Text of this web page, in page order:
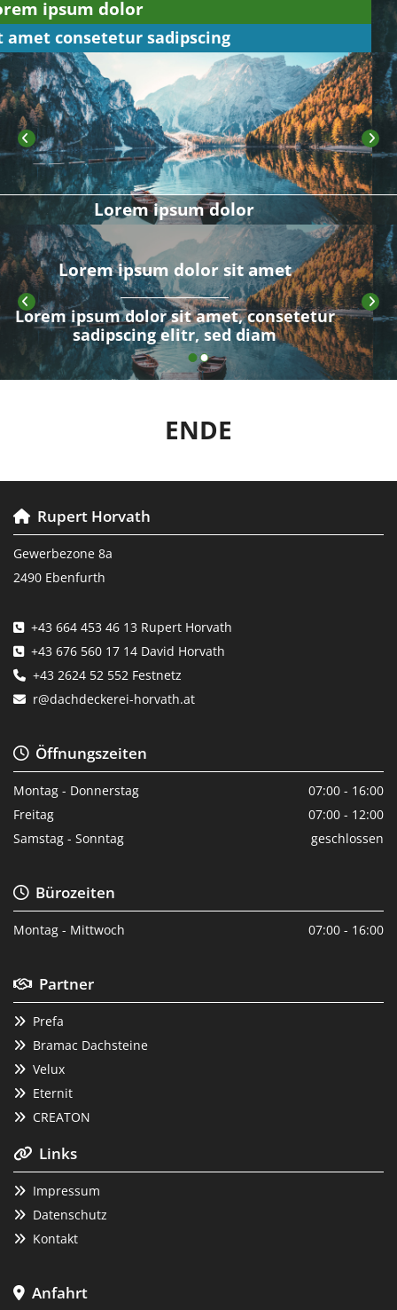
Lorem ipsum dolor
ENDE
 Rupert Horvath
Gewerbezone 8a
2490 Ebenfurth
 +43 664 453 46 13 Rupert Horvath
 +43 676 560 17 14 David Horvath
 +43 2624 52 552 Festnetz
 r@dachdeckerei-horvath.at
Öffnungszeiten
Montag - Donnerstag
07:00 - 16:00
Freitag
07:00 - 12:00
Samstag - Sonntag
geschlossen
Bürozeiten
Montag - Mittwoch 07:00 - 16:00
 Partner
 Prefa
 Bramac Dachsteine
 Velux
 Eternit
 CREATON
 Links
 Impressum
 Datenschutz
 Kontakt
 Anfahrt